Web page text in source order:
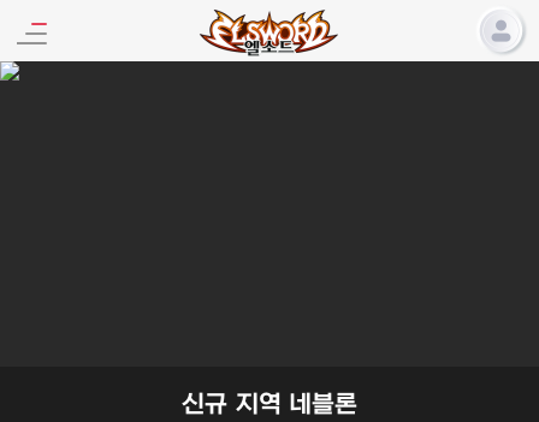
엘소드 프로모션
신규 지역 네블론